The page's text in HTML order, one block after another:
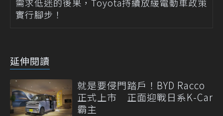
實行腳步！
延伸閱讀
就是要侵門踏戶！BYD Racco
正式上市 正面迎戰日系K-Car
霸主